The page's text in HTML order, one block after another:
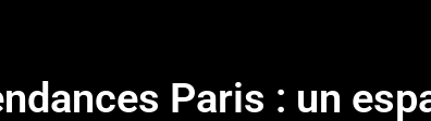
Paris : un